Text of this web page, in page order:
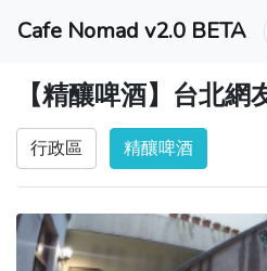
Cafe Nomad v2.0 BETA
【精釀啤酒】台北
行政區 精釀啤酒